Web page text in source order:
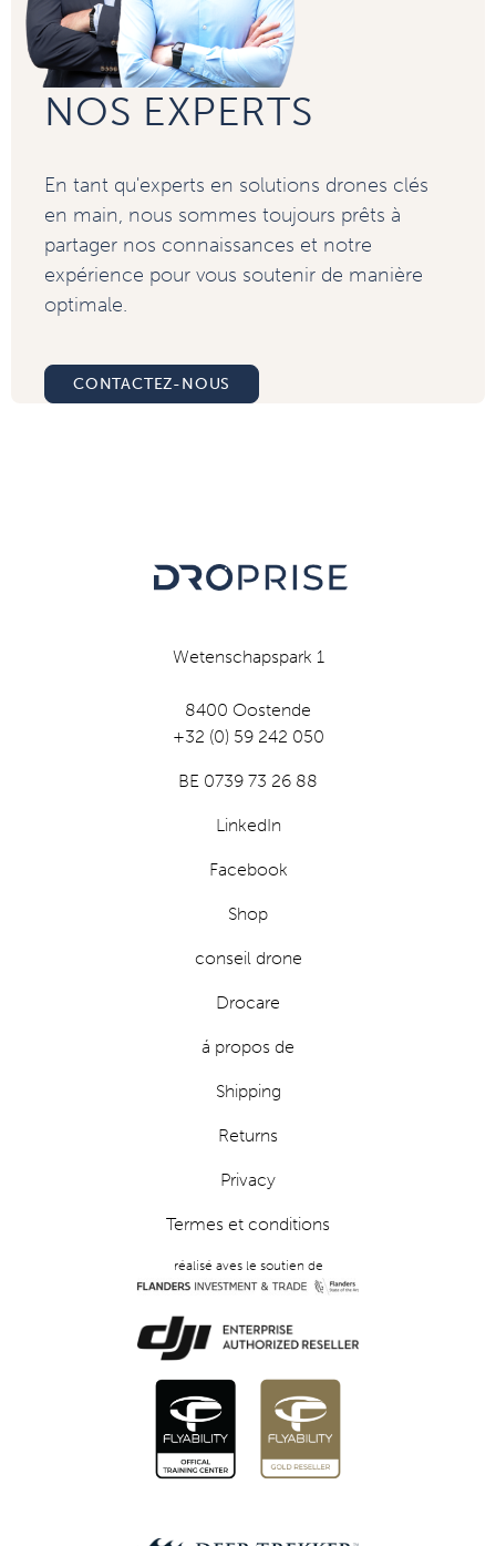
NOS EXPERTS
En tant qu'experts en solutions drones clés
en main, nous sommes toujours prêts à
partager nos connaissances et notre
expérience pour vous soutenir de manière
optimale.
CONTACTEZ-NOUS
Wetenschapspark 1
8400 Oostende
+32 (0) 59 242 050
BE 0739 73 26 88
LinkedIn
Facebook
Shop
conseil drone
Drocare
á propos de
Shipping
Returns
Privacy
Termes et conditions
réalisé aves le soutien de